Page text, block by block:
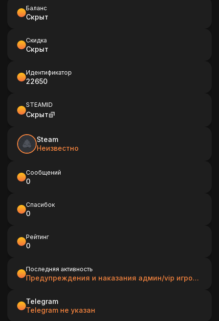
Баланс
Скрыт
Скидка
Скрыт
Идентификатор
22650
STEAMID
Скрыт
Steam
Неизвестно
Сообщений
0
Спасибок
0
Рейтинг
0
Последняя активность
Предупреждения и наказания админ/vip игрокам
Telegram
Telegram не указан